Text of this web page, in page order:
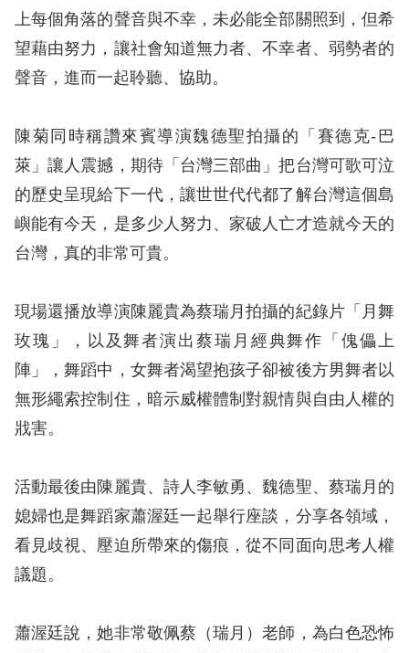
無
障
快
鍵
選
擇
兒少版
回
頁
上每個角落的聲音與不幸，未必能全部關照到，但希
望藉由努力，讓社會知道無力者、不幸者、弱勢者的
聲音，進而一起聆聽、協助。
陳菊同時稱讚來賓導演魏德聖拍攝的「賽德克-巴
萊」讓人震撼，期待「台灣三部曲」把台灣可歌可泣
的歷史呈現給下一代，讓世世代代都了解台灣這個島
嶼能有今天，是多少人努力、家破人亡才造就今天的
台灣，真的非常可貴。
現場還播放導演陳麗貴為蔡瑞月拍攝的紀錄片「月舞
玫瑰」，以及舞者演出蔡瑞月經典舞作「傀儡上
陣」，舞蹈中，女舞者渴望抱孩子卻被後方男舞者以
無形繩索控制住，暗示威權體制對親情與自由人權的
戕害。
活動最後由陳麗貴、詩人李敏勇、魏德聖、蔡瑞月的
媳婦也是舞蹈家蕭渥廷一起舉行座談，分享各領域，
看見歧視、壓迫所帶來的傷痕，從不同面向思考人權
議題。
蕭渥廷說，她非常敬佩蔡（瑞月）老師，為白色恐怖